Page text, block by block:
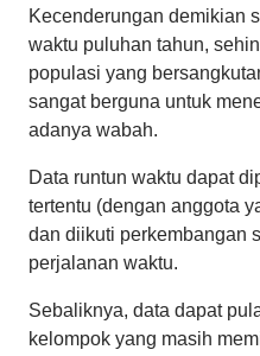
Kecenderungan demikian
waktu puluhan tahun,
populasi yang
sangat berguna untuk
adanya wabah.
Data runtun waktu dapat
tertentu (dengan anggota
dan diikuti perkembangan
perjalanan waktu.
Sebaliknya, data dapat
kelompok yang masih